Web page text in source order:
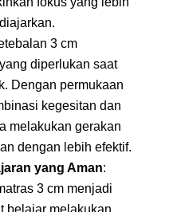
3 cm
diperlukan saat
Dengan permukaan
kegesitan dan
melakukan gerakan
dengan lebih efektif.
yang Aman:
3 cm menjadi